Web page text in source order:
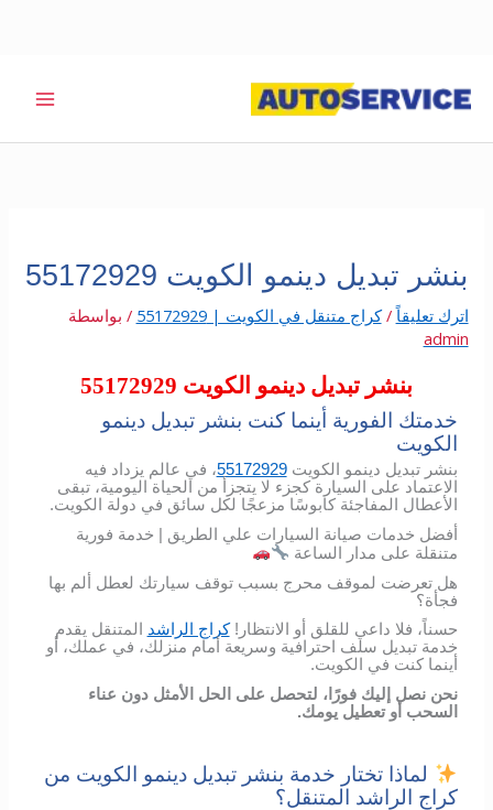
إلى
بنشر تبديل دينمو الكويت 55172929
اترك تعليقاً /كراج متنقل في الكويت | 55172929
/ بواسطة
admin
بنشر تبديل دينمو الكويت 55172929
خدمتك الفورية أينما كنت بنشر تبديل دينمو
الكويت
بنشر تبديل دينمو الكويت55172929، في عالم يزداد فيه
الاعتماد على السيارة كجزء لا يتجزأ من الحياة اليومية، تبقى
الأعطال المفاجئة كابوسًا مزعجًا لكل سائق في دولة الكويت.
أفضل خدمات صيانة السيارات علي الطريق | خدمة فورية
متنقلة على مدار الساعة
هل تعرضت لموقف محرج بسبب توقف سيارتك لعطل ألم بها
فجأة؟
حسناً، فلا داعي للقلق أو الانتظار!كراج الراشد المتنقل يقدم
خدمة تبديل سلف احترافية وسريعة أمام منزلك، في عملك، أو
أينما كنت في الكويت.
نحن نصل إليك فورًا، لتحصل على الحل الأمثل دون عناء
السحب أو تعطيل يومك.
لماذا تختار خدمة بنشر تبديل دينمو الكويت من
كراج الراشد المتنقل؟